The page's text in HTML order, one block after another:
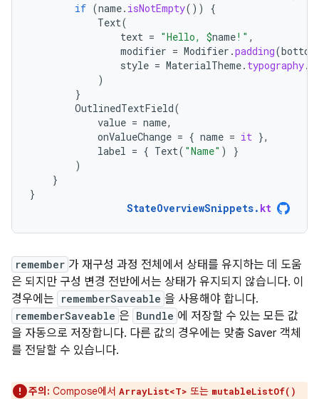
if (name. isNotEmpty())
{
Text(
text = "Hello, $name!" ,
modifier = Modifier .padding(bottom
style = MaterialTheme. typography.
)
}
OutlinedTextField(
value = name,
onValueChange = { name = it },
label = { Text( "Name" )
}
)
}
}
StateOverviewSnippets. kt
remember 가 재구성 과정 전체에서 상태를 유지하는 데 도움
은 되지만 구성 변경 전반에서는 상태가 유지되지 않습니다. 이
경우에는
rememberSaveable 을 사용해야 합니다.
rememberSaveable 은 Bundle 에 저장할 수 있는 모든 값
을 자동으로 저장합니다. 다른 값의 경우에는 맞춤 Saver 객체
를 전달할 수 있습니다.
주의: Compose에서 ArrayList<T> 또는 mutableListOf()